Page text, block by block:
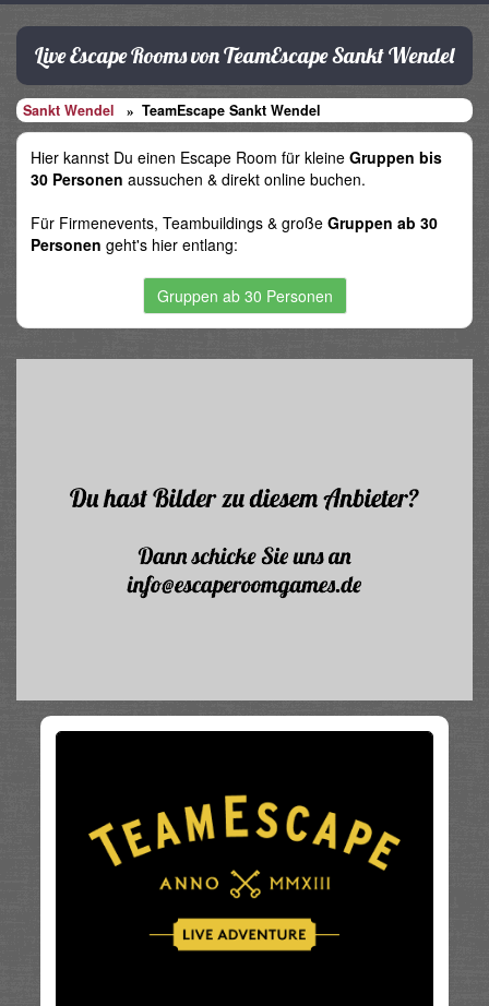
Live Escape Rooms von TeamEscape Sankt Wendel
Sankt Wendel TeamEscape Sankt Wendel
Hier kannst Du einen Escape Room für kleine Gruppen bis
30 Personen aussuchen & direkt online buchen.
Für Firmenevents, Teambuildings & große Gruppen ab 30
Personen geht's hier entlang:
Gruppen ab 30 Personen